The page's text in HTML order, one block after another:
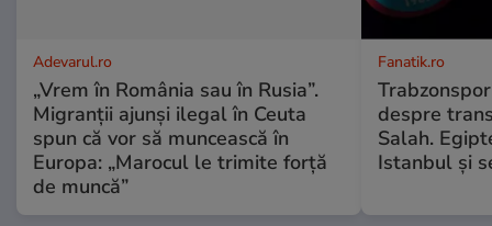
Adevarul.ro
„Vrem în România sau în Rusia”.
Migranții ajunși ilegal în Ceuta
spun că vor să muncească în
Europa: „Marocul le trimite forță
de muncă”
Fanatik.ro
despre
Salah.
Istanbul și